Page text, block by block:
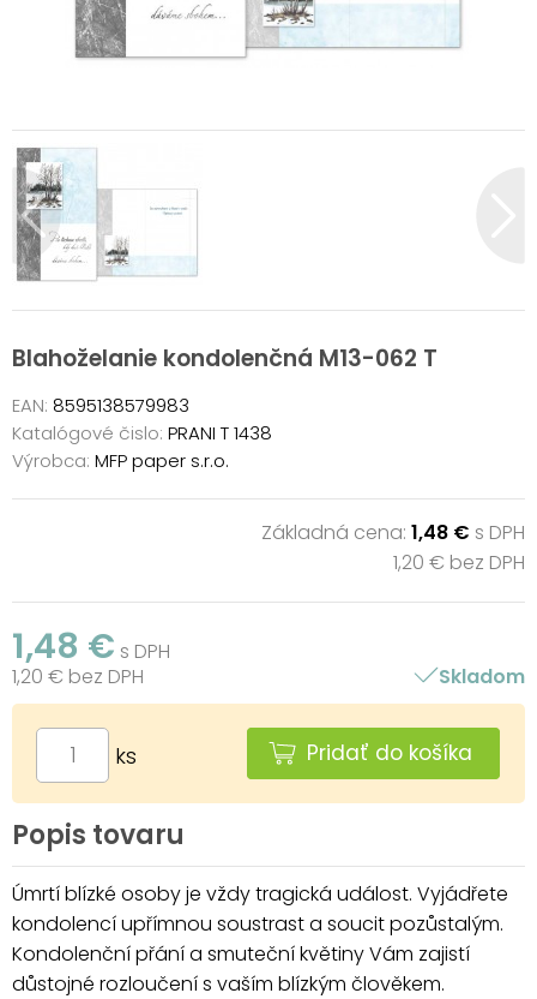
Blahoželanie kondolenčná M13-062 T
EAN: 8595138579983
Katalógové čislo: PRANI T 1438
Výrobca: MFP paper s.r.o.
Základná cena: 1,48 € s DPH
1,20 € bez DPH
1,48 € s DPH
1,20 € bez DPH
Skladom
ks Pridať do košíka
Popis tovaru
Úmrtí blízké osoby je vždy tragická událost. Vyjádřete
kondolencí upřímnou soustrast a soucit pozůstalým.
Kondolenční přání a smuteční květiny Vám zajistí
důstojné rozloučení s vaším blízkým člověkem.